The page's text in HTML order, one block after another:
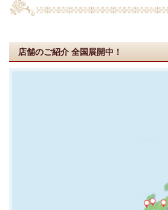
店舗のご紹介 全国展開中！